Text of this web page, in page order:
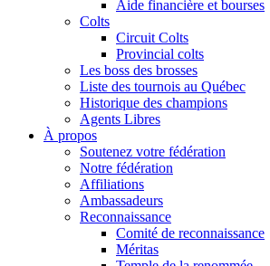
Aide financière et bourses
Colts
Circuit Colts
Provincial colts
Les boss des brosses
Liste des tournois au Québec
Historique des champions
Agents Libres
À propos
Soutenez votre fédération
Notre fédération
Affiliations
Ambassadeurs
Reconnaissance
Comité de reconnaissance
Méritas